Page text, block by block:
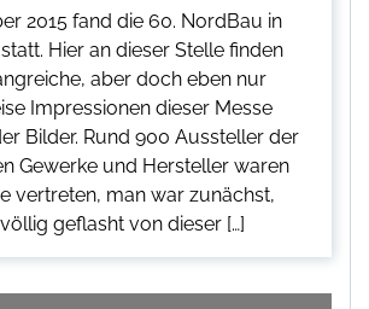
2015 fand die 60. NordBau in
Hier an dieser Stelle finden
aber doch eben nur
Impressionen dieser Messe
Bilder. Rund 900 Aussteller der
Gewerke und Hersteller waren
vertreten, man war zunächst,
geflasht von dieser […]